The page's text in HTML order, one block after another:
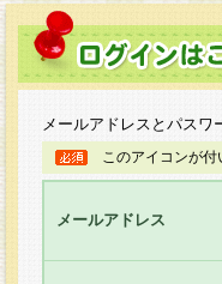
メールアドレスとパスワ
このアイコンが
メールアドレス